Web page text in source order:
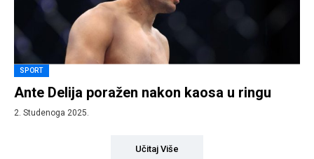
SPORT
Ante Delija poražen nakon kaosa u ringu
2. Studenoga 2025.
Učitaj Više